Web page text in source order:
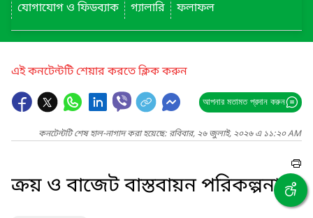
যোগাযোগ ও ফিডব্যাক
গ্যালারি ফলাফল
এই কনটেন্টটি শেয়ার করতে ক্লিক করুন
আপনার মতামত প্রদান করুন
কনটেন্টটি শেষ হাল-নাগাদ করা হয়েছে: রবিবার, ২৬ জুলাই, ২০২৬ এ ১১:২০ AM
ক্রয় ও বাজেট বাস্তবায়ন পরিকল্পনা